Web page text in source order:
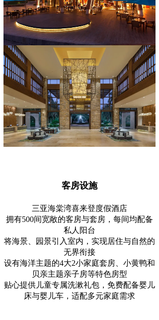
客房设施
三亚海棠湾喜来登度假酒店
拥有500间宽敞的客房与套房，每间均配备
私人阳台
将海景、园景引入室内，实现居住与自然的
无界衔接
设有海洋主题的4大2小家庭套房、小黄鸭和
贝亲主题亲子房等特色房型
贴心提供儿童专属洗漱礼包，免费配备婴儿
床与婴儿车，适配多元家庭需求